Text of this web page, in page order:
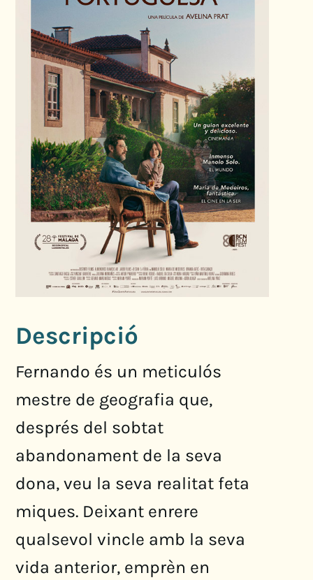
Descripció
Fernando és un meticulós
mestre de geografia que,
després del sobtat
abandonament de la seva
dona, veu la seva realitat feta
miques. Deixant enrere
qualsevol vincle amb la seva
vida anterior, emprèn en